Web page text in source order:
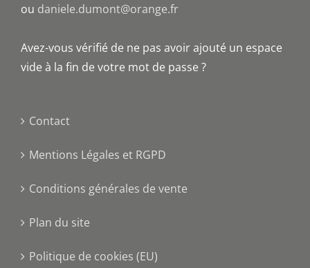
ou daniele.dumont@orange.fr
Avez-vous vérifié de ne pas avoir ajouté un espace
vide à la fin de votre mot de passe ?
Contact
Mentions Légales et RGPD
Conditions générales de vente
Plan du site
Politique de cookies (EU)